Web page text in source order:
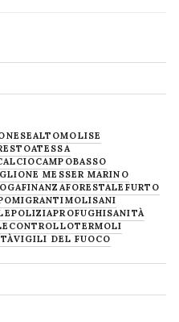
ALTOMOLISE
ATESSA
CAMPOBASSO
MESSER MARINO
FINANZAFORESTALE FURTO
MIGRANTIMOLISANI
POLIZIAPROFUGHISANITÀ
TERMOLI
VIGILI DEL FUOCO